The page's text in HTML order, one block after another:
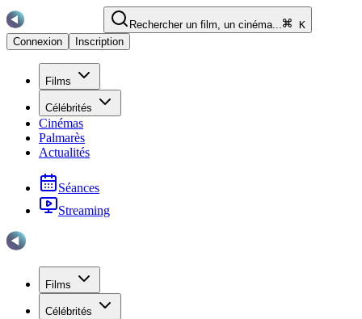
Rechercher un film, un cinéma...
K
Connexion
Inscription
Films
Célébrités
Cinémas
Palmarès
Actualités
Séances
Streaming
Films
Célébrités